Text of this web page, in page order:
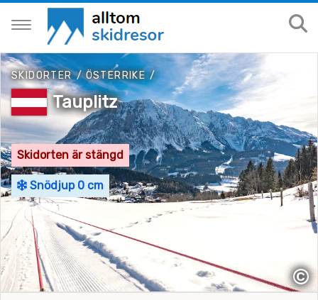
SKIDORTER/ÖSTERRIKE /
Tauplitz
Skidorten är stängd
Snödjup 0 cm
©